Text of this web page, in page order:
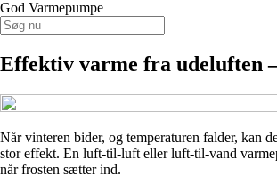
God Varmepumpe
Effektiv varme fra udeluften
Når vinteren bider, og temperaturen falder, kan
stor effekt. En luft-til-luft eller luft-til-vand
når frosten sætter ind.